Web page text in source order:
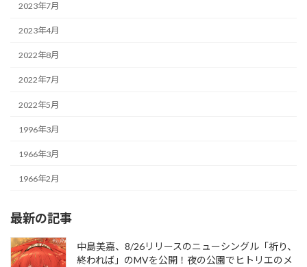
2023年7月
2023年4月
2022年8月
2022年7月
2022年5月
1996年3月
1966年3月
1966年2月
最新の記事
中島美嘉、8/26リリースのニューシングル「祈り、
終われば」のMVを公開！夜の公園でヒトリエのメ